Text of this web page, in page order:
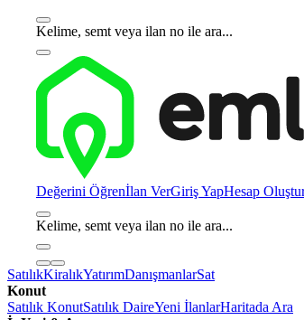
Kelime, semt veya ilan no ile ara...
Değerini Öğrenİlan VerGiriş YapHesap
Kelime, semt veya ilan no ile ara...
SatılıkKiralıkYatırımDanışmanlarSat
Konut
Satılık KonutSatılık DaireYeni İlanlarHaritada Ara